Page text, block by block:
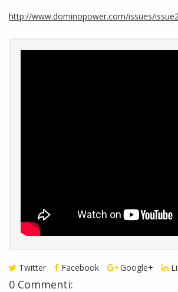
http://www.dominopower.com/issues/
Twitter Facebook Google+
0 Commenti: